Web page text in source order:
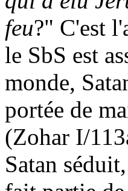
feu?" C'est
le SbS est
monde,
portée de
(Zohar I/
Satan